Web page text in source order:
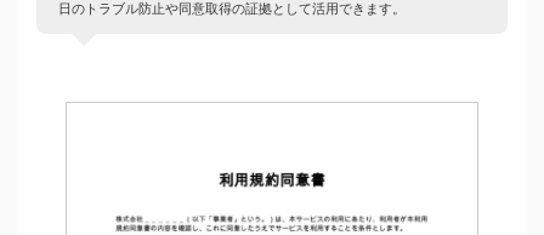
日のトラブル防止や同意取得の証拠として活用できます。